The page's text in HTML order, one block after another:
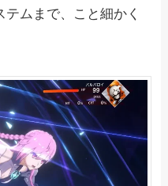
テムまで、こと細かく